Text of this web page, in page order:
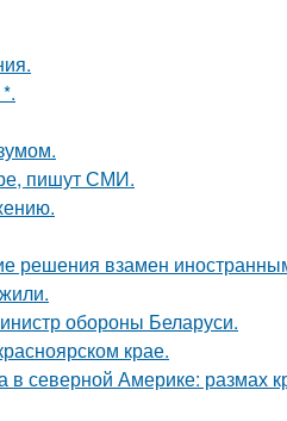
пишут СМИ.
решения взамен
обороны Беларуси.
крае.
в северной Америке: размах